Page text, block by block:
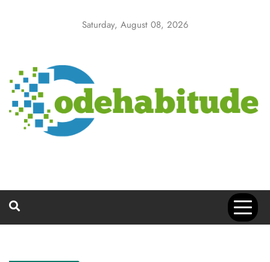
Saturday, August 08, 2026